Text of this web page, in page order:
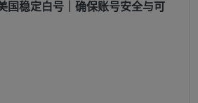
国稳定白号｜确保账号安全与可